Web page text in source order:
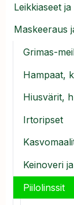
Leikkiaseet
Maskeeraus
Grimas-
Hampaat,
Hiusvärit,
Irtoripset
Keinoveri
Piilolinssit